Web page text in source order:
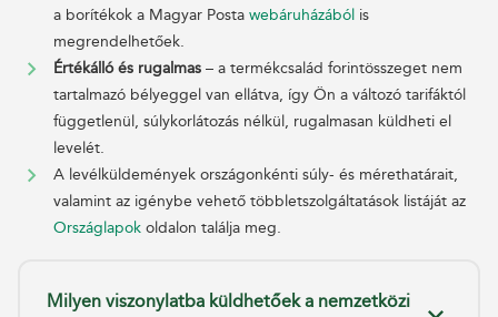
a borítékok a Magyar Posta webáruházából is
megrendelhetőek.
Értékálló és rugalmas – a termékcsalád forintösszeget nem
tartalmazó bélyeggel van ellátva, így Ön a változó tarifáktól
függetlenül, súlykorlátozás nélkül, rugalmasan küldheti el
levelét.
A levélküldemények országonkénti súly- és mérethatárait,
valamint az igénybe vehető többletszolgáltatások listáját az
Országlapok oldalon találja meg.
Milyen viszonylatba küldhetőek a nemzetközi